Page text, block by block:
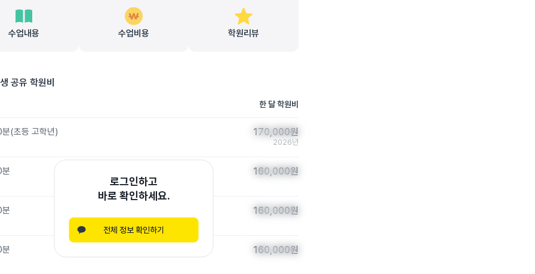
수업내용 수업비용 학원리뷰
공유 학원비
한 달 학원비
(초등 고학년) 170,000원
170,000원
2026년
160,000원
160,000원
160,000원
160,000원
160,000원
160,000원
로그인하고
바로 확인하세요.
전체 정보 확인하기